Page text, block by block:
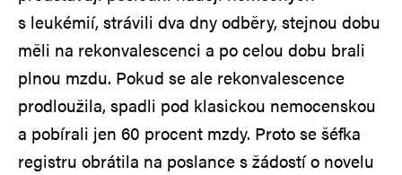
s leukémií, strávili dva dny odběry, stejnou dobu
měli na rekonvalescenci a po celou dobu brali
plnou mzdu. Pokud se ale rekonvalescence
prodloužila, spadli pod klasickou nemocenskou
a pobírali jen 60 procent mzdy. Proto se šéfka
registru obrátila na poslance s žádostí o novelu